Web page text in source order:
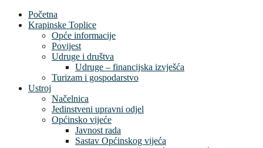
Početna
Krapinske Toplice
Opće informacije
Povijest
Udruge i društva
Udruge – financijska izvješća
Turizam i gospodarstvo
Ustroj
Načelnica
Jedinstveni upravni odjel
Općinsko vijeće
Javnost rada
Sastav Općinskog vijeća